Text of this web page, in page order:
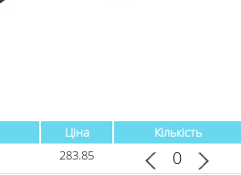
Ціна
Кількість
283.85